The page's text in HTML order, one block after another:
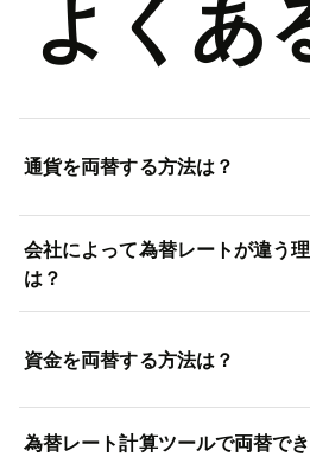
よくあ
通貨を両替する方法は？
会社によって為替レートが違う
は？
資金を両替する方法は？
為替レート計算ツールで両替で